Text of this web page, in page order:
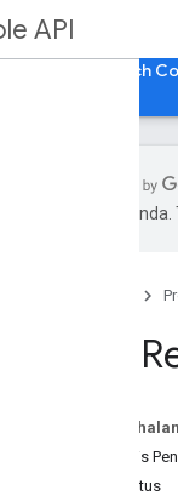
API
Buka Search
pilihan
API
Pada
Analisis
Peta situs